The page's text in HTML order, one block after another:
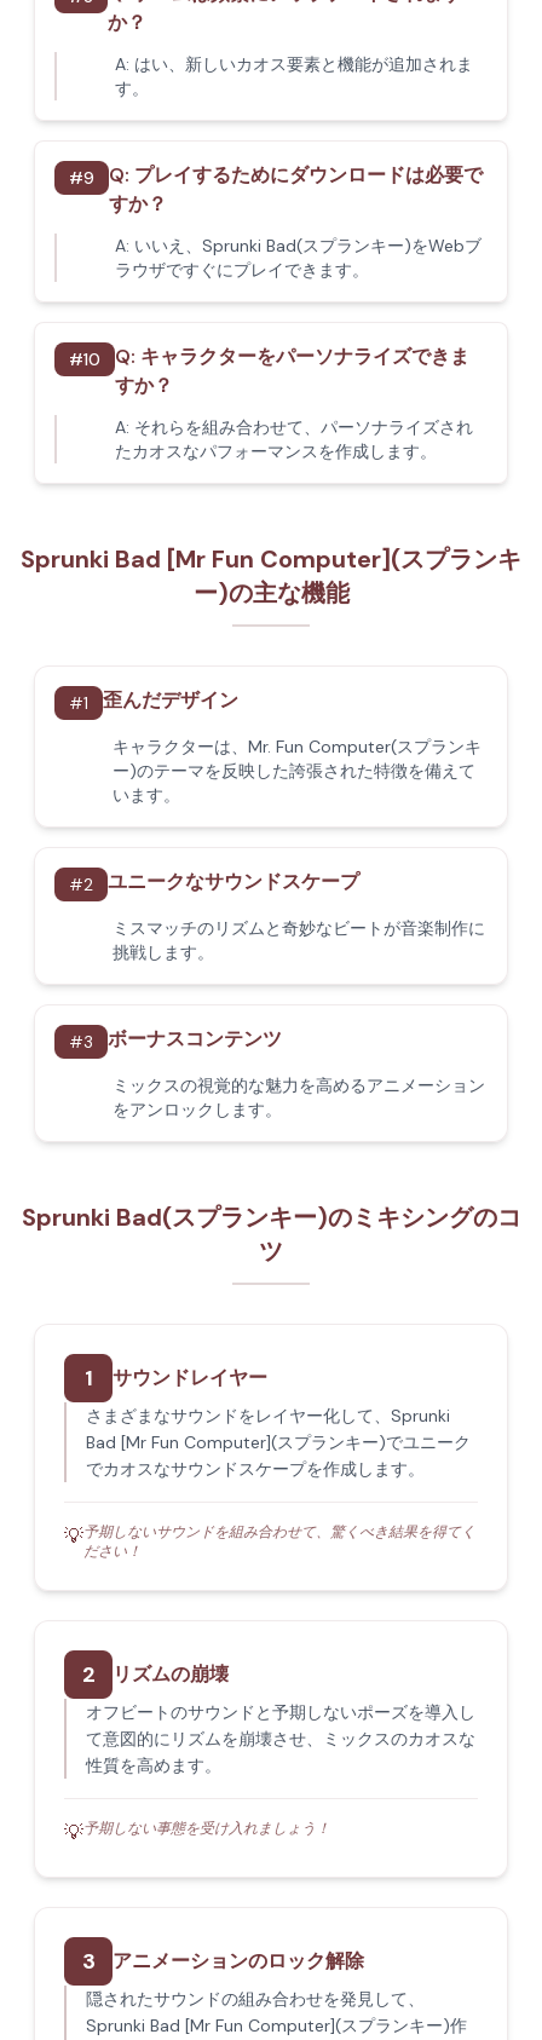
か？
A: はい、新しいカオス要素と機能が追加されま
す。
#9 Q: プレイするためにダウンロードは必要で
すか？
A: いいえ、Sprunki Bad(スプランキー)をWebブ
ラウザですぐにプレイできます。
#10 Q: キャラクターをパーソナライズできま
すか？
A: それらを組み合わせて、パーソナライズされ
たカオスなパフォーマンスを作成します。
Sprunki Bad [Mr Fun Computer](スプランキ
ー)の主な機能
#1 歪んだデザイン
キャラクターは、Mr. Fun Computer(スプランキ
ー)のテーマを反映した誇張された特徴を備えて
います。
#2 ユニークなサウンドスケープ
ミスマッチのリズムと奇妙なビートが音楽制作に
挑戦します。
#3 ボーナスコンテンツ
ミックスの視覚的な魅力を高めるアニメーション
をアンロックします。
Sprunki Bad(スプランキー)のミキシングのコ
ツ
1 サウンドレイヤー
さまざまなサウンドをレイヤー化して、Sprunki
Bad [Mr Fun Computer](スプランキー)でユニーク
でカオスなサウンドスケープを作成します。
💡予期しないサウンドを組み合わせて、驚くべき結果を得てく
ださい！
2 リズムの崩壊
オフビートのサウンドと予期しないポーズを導入し
て意図的にリズムを崩壊させ、ミックスのカオスな
性質を高めます。
💡予期しない事態を受け入れましょう！
3 アニメーションのロック解除
隠されたサウンドの組み合わせを発見して、
Sprunki Bad [Mr Fun Computer](スプランキー)作